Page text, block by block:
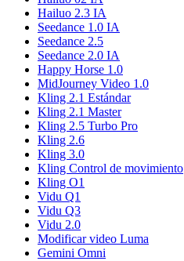
Hailuo 2.3 IA
Seedance 1.0 IA
Seedance 2.5
Seedance 2.0 IA
Happy Horse 1.0
MidJourney Video 1.0
Kling 2.1 Estándar
Kling 2.1 Master
Kling 2.5 Turbo Pro
Kling 2.6
Kling 3.0
Kling Control de movimiento
Kling O1
Vidu Q1
Vidu Q3
Vidu 2.0
Modificar video Luma
Gemini Omni